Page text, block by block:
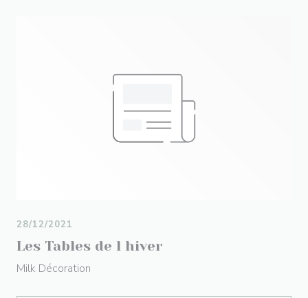
Les Tables de l hiver
28/12/2021
Milk Décoration